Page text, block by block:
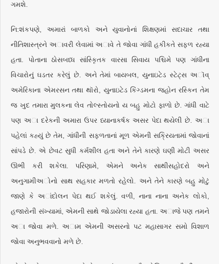
ગમશે.
નિ:શંકપણે, અમારાં બાળકો અને યુવાનોનાં શિક્ષણમાં સદાચાર તથા
નીતિશાસ્ત્રને અાવરી લેવામાં અાવે તે જોવા ગાંધી હકીકતે સફળ રહ્યા
હતા. પોતાના ઠોસબધ્ધ સાંસ્કૃિતક વારસા સિવાય પશ્ચિમે પણ ગાંધીના
વિચારોનું ઘડતર કરેલું છે. અને તેમાં બાયબલ, યુનાઇટેડ સ્ટેટ્સ અૉવ્
અમેરિકાના એમરસન તથા થૉરો, યુનાઇટેડ કિંગ્ડમના જ્હોન રસ્કિન તેમ
જ ખુદ તમારા મુલકના લેવ તોલ્સ્તોયનો ય બહુ મોટો ફાળો છે. ગાંધી વાટે
પણ અા દરેકની અમારા ઉપર ધ્યાનાકર્ષક અસર પેદા થયેલી છે. અા
પહેલાં કહ્યું છે તેમ, ગાંધીની સફળતાનાં મૂળ એમની સક્રિયતામાં જોવાનાં
સાંપડે છે. એ છેવટ સુધી કર્મશીલ હતા અને તેને કારણે ઘણી મોટી અસર
ઊભી કરી શકેલા. પરિણામે, એમને અનેક સાથીસહોદરો અને
અનુગામીઅોનો સાથ સહકાર મળતો રહેલો. અને તેને કારણે બહુ મોટું
જાણે કે અાંદોલન પેદા થઈ શકેલું. વળી, નાના નાના અનેક લોકો,
હજારોની સંખ્યામાં, એમની સાથે જોડાયેલા રહ્યા હતા. અાજે પણ તમને
અા જોવા મળે. અામ એમની અસરનો પટ મહાસાગર સમો વિશાળ
જોવા અનુભવવાનો મળે છે.